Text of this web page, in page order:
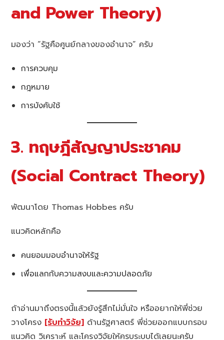
and Power Theory)
มองว่า “รัฐคือศูนย์กลางของอำนาจ” ครับ
การควบคุม
กฎหมาย
การบังคับใช้
3. ทฤษฎีสัญญาประชาคม
(Social Contract Theory)
พัฒนาโดย Thomas Hobbes ครับ
แนวคิดหลักคือ
คนยอมมอบอำนาจให้รัฐ
เพื่อแลกกับความสงบและความปลอดภัย
ถ้าอ่านมาถึงตรงนี้แล้วยังรู้สึกไม่มั่นใจ หรืออยากให้พี่ช่วย
วางโครง [รับทำวิจัย] ด้านรัฐศาสตร์ พี่ช่วยออกแบบกรอบ
แนวคิด วิเคราะห์ และโครงวิจัยให้ครบระบบได้เลยนะครับ